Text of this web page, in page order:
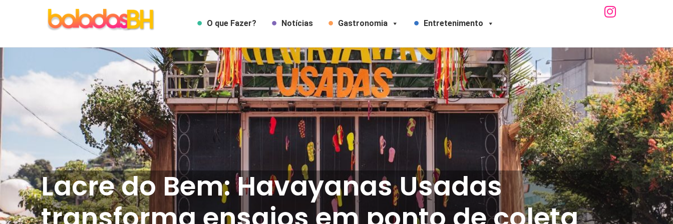
O que Fazer? Notícias Gastronomia Entretenimento
Lacre do Bem: Havayanas Usadas